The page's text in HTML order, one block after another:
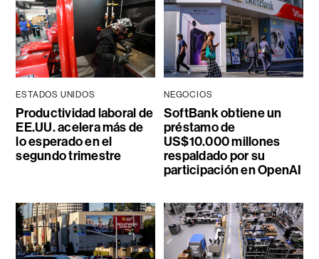
ESTADOS UNIDOS
Productividad laboral de
EE.UU. acelera más de
lo esperado en el
segundo trimestre
NEGOCIOS
SoftBank obtiene un
préstamo de
US$10.000 millones
respaldado por su
participación en OpenAI